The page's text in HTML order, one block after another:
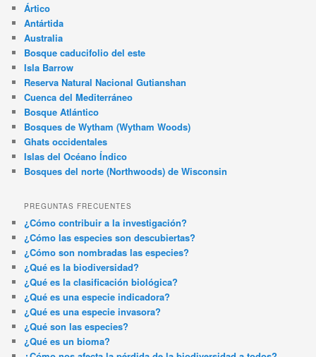
Ártico
Antártida
Australia
Bosque caducifolio del este
Isla Barrow
Reserva Natural Nacional Gutianshan
Cuenca del Mediterráneo
Bosque Atlántico
Bosques de Wytham (Wytham Woods)
Ghats occidentales
Islas del Océano Índico
Bosques del norte (Northwoods) de Wisconsin
PREGUNTAS FRECUENTES
¿Cómo contribuir a la investigación?
¿Cómo las especies son descubiertas?
¿Cómo son nombradas las especies?
¿Qué es la biodiversidad?
¿Qué es la clasificación biológica?
¿Qué es una especie indicadora?
¿Qué es una especie invasora?
¿Qué son las especies?
¿Qué es un bioma?